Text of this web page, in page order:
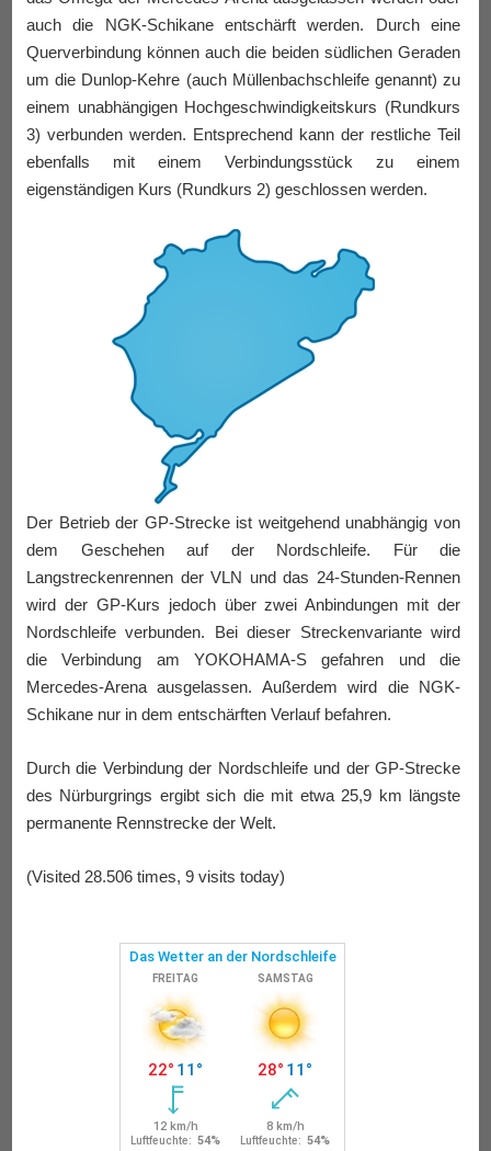
auch die NGK-Schikane entschärft werden. Durch eine
Querverbindung können auch die beiden südlichen Geraden
um die Dunlop-Kehre (auch Müllenbachschleife genannt) zu
einem unabhängigen Hochgeschwindigkeitskurs (Rundkurs
3) verbunden werden. Entsprechend kann der restliche Teil
ebenfalls mit einem Verbindungsstück zu einem
eigenständigen Kurs (Rundkurs 2) geschlossen werden.
Der Betrieb der GP-Strecke ist weitgehend unabhängig von
dem Geschehen auf der Nordschleife. Für die
Langstreckenrennen der VLN und das 24-Stunden-Rennen
wird der GP-Kurs jedoch über zwei Anbindungen mit der
Nordschleife verbunden. Bei dieser Streckenvariante wird
die Verbindung am YOKOHAMA-S gefahren und die
Mercedes-Arena ausgelassen. Außerdem wird die NGK-
Schikane nur in dem entschärften Verlauf befahren.
Durch die Verbindung der Nordschleife und der GP-Strecke
des Nürburgrings ergibt sich die mit etwa 25,9 km längste
permanente Rennstrecke der Welt.
(Visited 28.506 times, 9 visits today)